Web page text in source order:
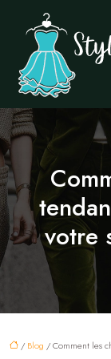
votre
/ Blog / Comment les